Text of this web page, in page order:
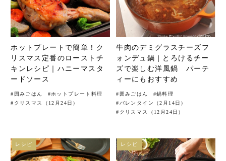
ホットプレートで簡単！ク
リスマス定番のローストチ
キンレシピ｜ハニーマスタ
ードソース
# 囲みごはん #ホットプレート料理
# クリスマス（12月24日）
牛肉のデミグラスチーズフ
ォンデュ鍋 | とろけるチー
ズで楽しむ洋風鍋 パーテ
ィーにもおすすめ
# 囲みごはん #鍋料理
# バレンタイン（2月14日）
# クリスマス（12月24日）
レシピ レシピ